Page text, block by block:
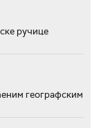
ручице
географским